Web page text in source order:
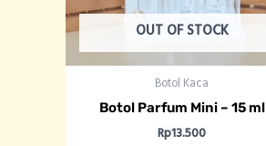
OUT OF STOCK
Botol Kaca
Botol Parfum Mini – 15 ml
Rp13.500